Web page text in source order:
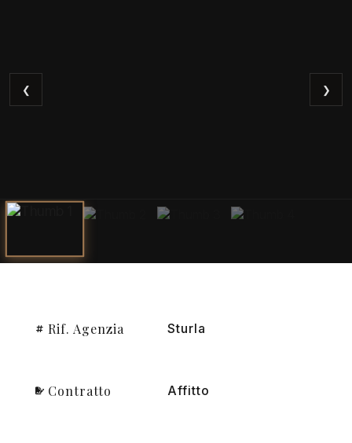
❮ ❯
Rif. Agenzia Sturla
Contratto Affitto